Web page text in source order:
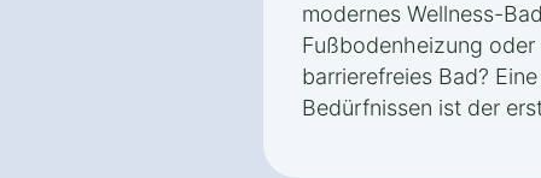
modernes Wellness-
Fußbodenheizung
barrierefreies Bad?
Bedürfnissen ist der